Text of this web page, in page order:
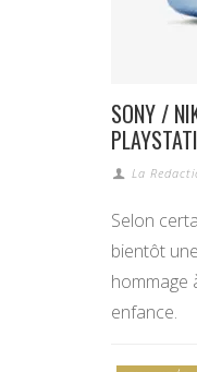
SONY /
La
Selon
bientôt
hommage
enfance.